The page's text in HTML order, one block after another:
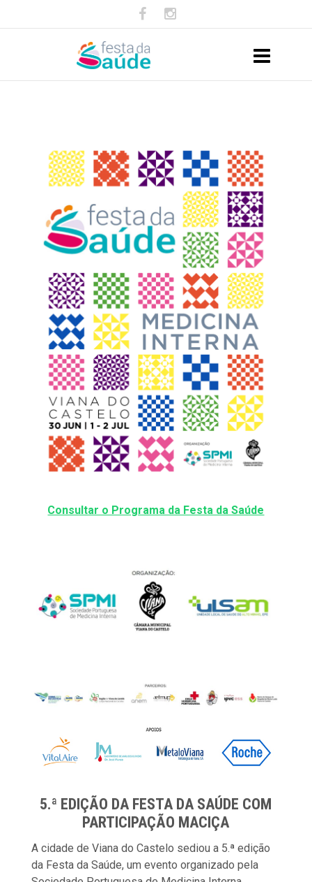
Consultar o Programa da Festa da Saúde
5.ª EDIÇÃO DA FESTA DA SAÚDE COM
PARTICIPAÇÃO MACIÇA
A cidade de Viana do Castelo sediou a 5.ª edição
da Festa da Saúde, um evento organizado pela